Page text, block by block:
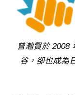
曾瀚賢於 2008
谷，卻也成為